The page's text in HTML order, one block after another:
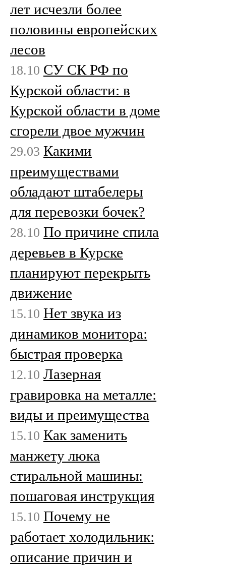
лет исчезли более
половины европейских
лесов
18.10 СУ СК РФ по
Курской области: в
Курской области в доме
сгорели двое мужчин
29.03 Какими
преимуществами
обладают штабелеры
для перевозки бочек?
28.10 По причине спила
деревьев в Курске
планируют перекрыть
движение
15.10 Нет звука из
динамиков монитора:
быстрая проверка
12.10 Лазерная
гравировка на металле:
виды и преимущества
15.10 Как заменить
манжету люка
стиральной машины:
пошаговая инструкция
15.10 Почему не
работает холодильник:
описание причин и